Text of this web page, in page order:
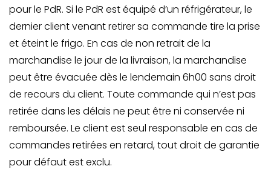
pour le PdR. Si le PdR est équipé d’un réfrigérateur, le
dernier client venant retirer sa commande tire la prise
et éteint le frigo. En cas de non retrait de la
marchandise le jour de la livraison, la marchandise
peut être évacuée dès le lendemain 6h00 sans droit
de recours du client. Toute commande qui n’est pas
retirée dans les délais ne peut être ni conservée ni
remboursée. Le client est seul responsable en cas de
commandes retirées en retard, tout droit de garantie
pour défaut est exclu.